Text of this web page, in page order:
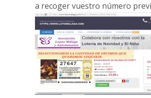
a recoger vuestro número